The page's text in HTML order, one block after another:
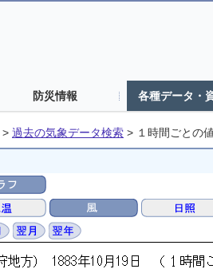
防災情報 各種データ・
> 過去の気象データ検索 > １時間ごとの